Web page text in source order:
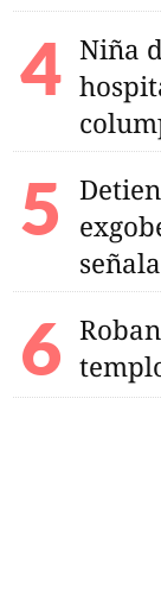
Niña